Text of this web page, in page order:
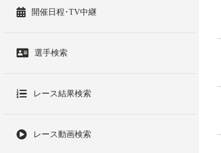
開催日程･TV中継
選手検索
レース結果検索
レース動画検索